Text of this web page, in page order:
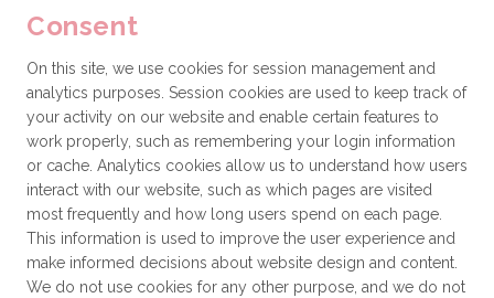
Contact
Technical issues
General
Get involved
How to become a Partner
Donate
Consent
On this site, we use cookies for session management and
analytics purposes. Session cookies are used to keep track of
your activity on our website and enable certain features to
work properly, such as remembering your login information
or cache. Analytics cookies allow us to understand how users
interact with our website, such as which pages are visited
most frequently and how long users spend on each page.
This information is used to improve the user experience and
make informed decisions about website design and content.
We do not use cookies for any other purpose, and we do not